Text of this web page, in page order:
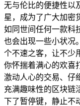
无与伦比的便捷性以
星，成为了广大加密
如同世间任何一款科
也会出现一些小状况
个不速之客，让不少
你怀揣着满心的欢喜
激动人心的交易、仔
充满趣味性的区块链
下了暂停键，静止不